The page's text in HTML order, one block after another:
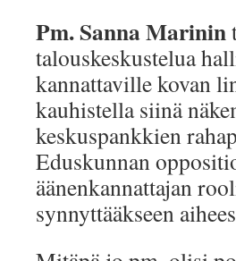
Pm. Sanna Marinin
talouskeskustelua
kannattaville kovan
kauhistella siinä
keskuspankkien
Eduskunnan
äänenkannattajan
synnyttääkseen